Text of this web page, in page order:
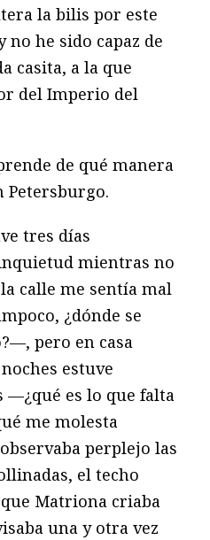
la bilis por este
he sido capaz de
casita, a la que
del Imperio del
de qué manera
Petersburgo.
tres días
mientras no
calle me sentía mal
¿dónde se
pero en casa
estuve
—¿qué es lo que falta
me molesta
perplejo las
el techo
Matriona criaba
una y otra vez